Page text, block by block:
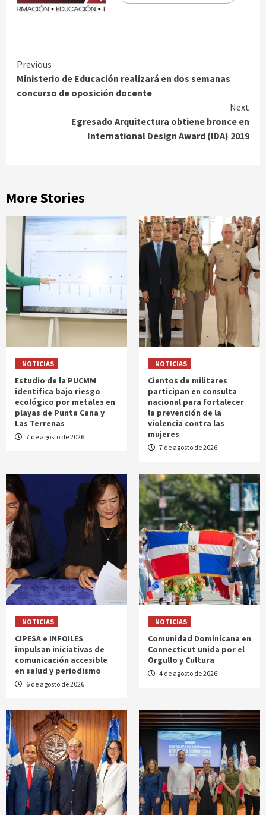
Continue
Reading
Previous
Ministerio de Educación realizará en dos semanas
concurso de oposición docente
Next
Egresado Arquitectura obtiene bronce en
International Design Award (IDA) 2019
More Stories
NOTICIAS
Estudio de la PUCMM
identifica bajo riesgo
ecológico por metales en
playas de Punta Cana y
Las Terrenas
7 de agosto de 2026
NOTICIAS
Cientos de militares
participan en consulta
nacional para fortalecer
la prevención de la
violencia contra las
mujeres
7 de agosto de 2026
NOTICIAS
CIPESA e INFOILES
impulsan iniciativas de
comunicación accesible
en salud y periodismo
6 de agosto de 2026
NOTICIAS
Comunidad Dominicana en
Connecticut unida por el
Orgullo y Cultura
4 de agosto de 2026